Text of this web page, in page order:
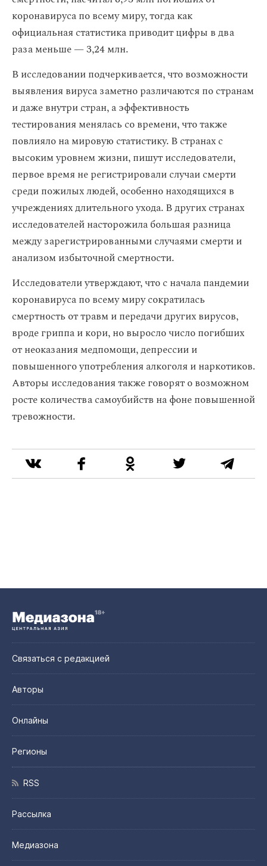
коронавируса по всему миру, тогда как
официальная статистика приводит цифры в два
раза меньше — 3,24 млн.
В исследовании подчеркивается, что возможности
выявления вируса заметно различаются по странам
и даже внутри стран, а эффективность
тестирования менялась со времени, что также
повлияло на мировую статистику. В странах с
высоким уровнем жизни, пишут исследователи,
первое время не регистрировали случаи смерти
среди пожилых людей, особенно находящихся в
учреждениях длительного ухода. В других странах
исследователей насторожила большая разница
между зарегистрированными случаями смерти и
анализом избыточной смертности.
Исследователи утверждают, что с начала пандемии
коронавируса по всему миру сократилась
смертность от травм и передачи других вирусов,
вроде гриппа и кори, но выросло число погибших
от неоказания медпомощи, депрессии и
повышенного употребления алкоголя и наркотиков.
Авторы исследования также говорят о возможном
росте количества самоубийств на фоне повышенной
тревожности.
Связаться с редакцией
Авторы
Онлайны
Регионы
RSS
Рассылка
Медиазона